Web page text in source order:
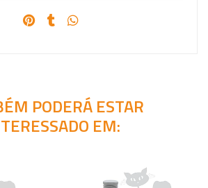
PODERÁ ESTAR
EM: